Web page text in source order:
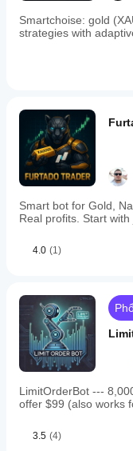
của
riêng
cách
thức
hoạt
động
của nó
trong
thực tế.
Smartchoise: gold
strategies with
Smart bot for Gold,
Real profits. Start with
4.0 (1)
LimitOrderBot ---
offer $99 (also works
3.5 (4)